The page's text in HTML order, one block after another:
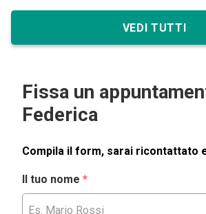
VEDI TUTTI
Fissa un
Federica
Compila il form, sarai ricontattato
Il tuo nome *